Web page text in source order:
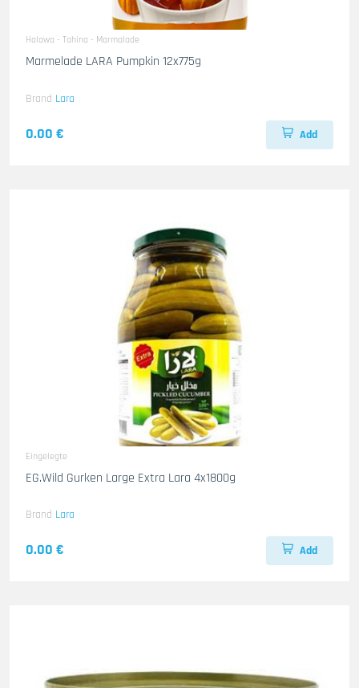
Halawa - Tahina - Marmalade
Marmelade LARA Pumpkin 12x775g
Brand Lara
0.00 € Add
Eingelegte
EG.Wild Gurken Large Extra Lara 4x1800g
Brand Lara
0.00 € Add